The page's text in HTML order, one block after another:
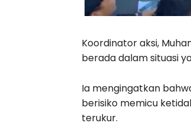
Koordinator aksi,
berada dalam situasi
Ia mengingatkan
berisiko memicu
terukur.